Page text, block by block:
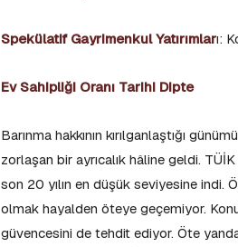
Spekülatif Gayrimenkul Yatırımları:
Ev Sahipliği Oranı Tarihi Dipte
Barınma hakkının kırılganlaştığı
zorlaşan bir ayrıcalık hâline geldi.
son 20 yılın en düşük seviyesine
olmak hayalden öteye geçemiyor.
güvencesini de tehdit ediyor. Öte